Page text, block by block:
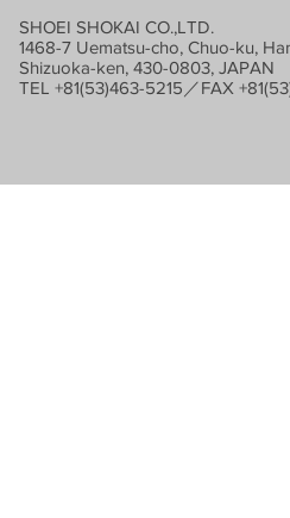
SHOEI SHOKAI CO.,LTD.
1468-7 Uematsu-cho, Chuo-ku,
Shizuoka-ken, 430-0803, JAPAN
TEL +81(53)463-5215／FAX